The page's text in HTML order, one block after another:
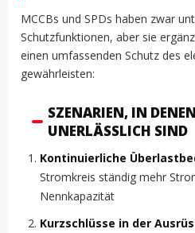
MCCBs und SPDs haben zwar
Schutzfunktionen, aber sie
einen umfassenden Schutz des
gewährleisten:
SZENARIEN, IN
UNERLÄSSLICH SIND
Kontinuierliche
Stromkreis ständig mehr
Nennkapazität
Kurzschlüsse in der